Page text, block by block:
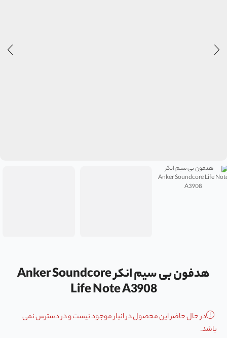
هدفون بی سیم انکر Anker Soundcore
Life Note A3908
در حال حاضر این محصول در انبار موجود نیست و در دسترس نمی
باشد.